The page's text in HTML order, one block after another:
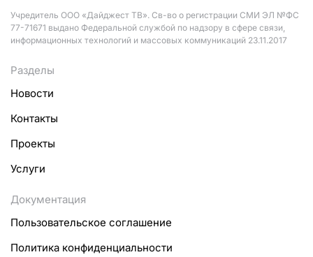
Учредитель ООО «Дайджест ТВ». Св-во о регистрации СМИ ЭЛ №ФС
77-71671 выдано Федеральной службой по надзору в сфере связи,
информационных технологий и массовых коммуникаций 23.11.2017
Разделы
Новости
Контакты
Проекты
Услуги
Документация
Пользовательское соглашение
Политика конфиденциальности